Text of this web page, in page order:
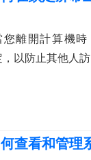
您離開計算機
，以防止其他人
查看和管理